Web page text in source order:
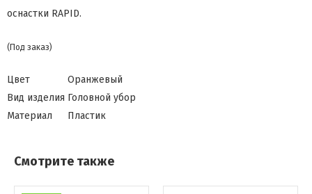
оснастки RAPID.
(Под заказ)
Цвет
Оранжевый
Вид изделия Головной убор
Материал
Пластик
Смотрите также